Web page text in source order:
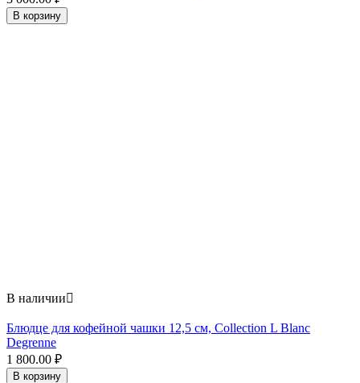
В корзину
В наличии
Блюдце для кофейной чашки 12,5 см, Collection L Blanc
Degrenne
1 800.00 ₽
В корзину